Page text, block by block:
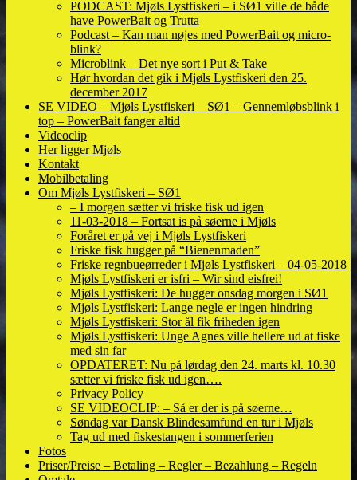
PODCAST: Mjøls Lystfiskeri – i SØ1 ville de både
have PowerBait og Trutta
Podcast – Kan man nøjes med PowerBait og micro-
blink?
Microblink – Det nye sort i Put & Take
Hør hvordan det gik i Mjøls Lystfiskeri den 25.
december 2017
SE VIDEO – Mjøls Lystfiskeri – SØ1 – Gennemløbsblink i
top – PowerBait fanger altid
Videoclip
Her ligger Mjøls
Kontakt
Mobilbetaling
Om Mjøls Lystfiskeri – SØ1
– I morgen sætter vi friske fisk ud igen
11-03-2018 – Fortsat is på søerne i Mjøls
Foråret er på vej i Mjøls Lystfiskeri
Friske fisk hugger på “Bienenmaden”
Friske regnbueørreder i Mjøls Lystfiskeri – 04-05-2018
Mjøls Lystfiskeri er isfri – Wir sind eisfrei!
Mjøls Lystfiskeri: De hugger onsdag morgen i SØ1
Mjøls Lystfiskeri: Lange negle er ingen hindring
Mjøls Lystfiskeri: Stor ål fik friheden igen
Mjøls Lystfiskeri: Unge Agnes ville hellere ud at fiske
med sin far
OPDATERET: Nu på lørdag den 24. marts kl. 10.30
sætter vi friske fisk ud igen….
Privacy Policy
SE VIDEOCLIP: – Så er der is på søerne…
Søndag var Dansk Blindesamfund en tur i Mjøls
Tag ud med fiskestangen i sommerferien
Fotos
Priser/Preise – Betaling – Regler – Bezahlung – Regeln